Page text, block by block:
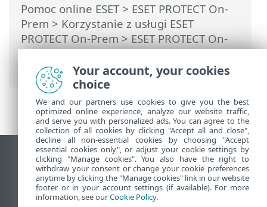
Pomoc online ESET> ESET PROTECT On-
Prem > Korzystanie z usługi ESET
PROTECT On-Prem>ESET PROTECT On-
Prem Menu główne>Wykrycia> ESET
Inspect On-Prem
Wyświetl witrynę internetową dla
komputerów
End of Life
Your account, your cookies
choice
We and our partners use cookies to give you the best
optimized online experience, analyze our website traffic,
and serve you with personalized ads. You can agree to the
collection of all cookies by clicking "Accept all and close",
decline all non-essential cookies by choosing "Accept
essential cookies only", or adjust your cookie settings by
clicking "Manage cookies". You also have the right to
withdraw your consent or change your cookie preferences
anytime by clicking the "Manage cookies" link in our website
footer or in your account settings (if available). For more
information, see ourCookie Policy.